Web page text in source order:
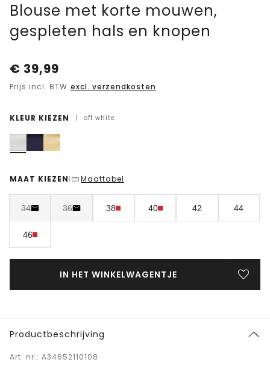
Blouse met korte mouwen,
gespleten hals en knopen
€ 39,99
Prijs incl. BTW excl. verzendkosten
KLEUR KIEZEN | off white
MAAT KIEZEN | Maattabel
34 36 38 40 42 44
46
IN HET WINKELWAGENTJE
Productbeschrijving
Art. nr.: A34652110108